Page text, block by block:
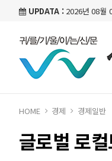
UPDATA :2026년 08월
HOME 경제 경제일반
글로벌 로